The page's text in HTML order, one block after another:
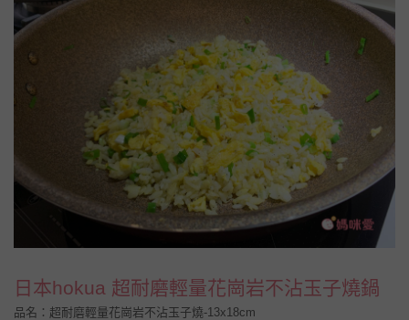
日本hokua 超耐磨輕量花崗岩不沾玉子燒鍋
品名：超耐磨輕量花崗岩不沾玉子燒-13x18cm